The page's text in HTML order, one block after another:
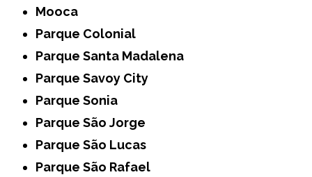
Mooca
Parque Colonial
Parque Santa Madalena
Parque Savoy City
Parque Sonia
Parque São Jorge
Parque São Lucas
Parque São Rafael